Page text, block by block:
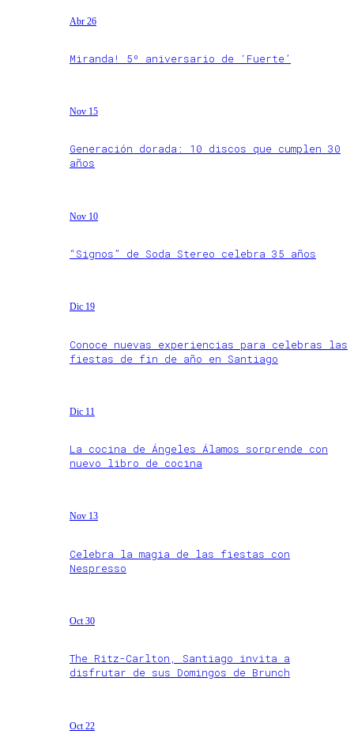
Abr 26
Miranda! 5º aniversario de ‘Fuerte’
Nov 15
Generación dorada: 10 discos que cumplen 30
años
Nov 10
“Signos” de Soda Stereo celebra 35 años
Dic 19
Conoce nuevas experiencias para celebras las
fiestas de fin de año en Santiago
Dic 11
La cocina de Ángeles Álamos sorprende con
nuevo libro de cocina
Nov 13
Celebra la magia de las fiestas con
Nespresso
Oct 30
The Ritz-Carlton, Santiago invita a
disfrutar de sus Domingos de Brunch
Oct 22